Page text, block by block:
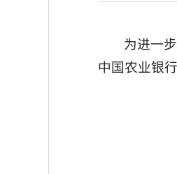
为进一
中国农业银